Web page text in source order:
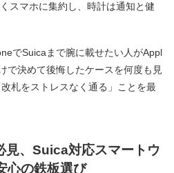
スマホに集約し、時計は通知と健
でSuicaまで腕に載せたい人がAppl
で決めて後悔したケースを何度も見
札をストレスなく通る」ことを最
、Suica対応スマートウ
心の鉄板選び